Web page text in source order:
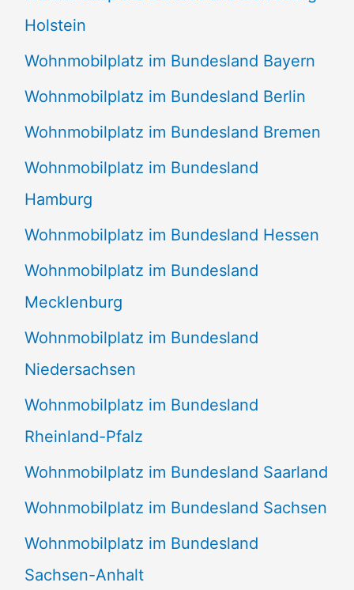
Holstein
Wohnmobilplatz im Bundesland Bayern
Wohnmobilplatz im Bundesland Berlin
Wohnmobilplatz im Bundesland Bremen
Wohnmobilplatz im Bundesland
Hamburg
Wohnmobilplatz im Bundesland Hessen
Wohnmobilplatz im Bundesland
Mecklenburg
Wohnmobilplatz im Bundesland
Niedersachsen
Wohnmobilplatz im Bundesland
Rheinland-Pfalz
Wohnmobilplatz im Bundesland Saarland
Wohnmobilplatz im Bundesland Sachsen
Wohnmobilplatz im Bundesland
Sachsen-Anhalt